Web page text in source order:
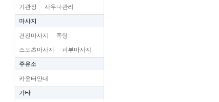
기관장 사우나관리
마사지
건전마사지 족탕
스포츠마사지 피부마사지
주유소
카운터안내
기타